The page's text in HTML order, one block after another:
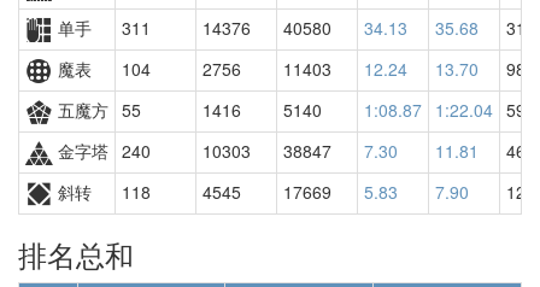
单手
311 14376 40580 34.13 35.68
魔表
104 2756 11403 12.24 13.70
五魔方 55 1416 5140 1:08.87 1:22.04
金字塔 240 10303 38847 7.30 11.81
斜转
118 4545 17669 5.83 7.90
排名总和